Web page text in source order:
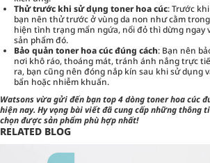
Thử trước khi sử dụng toner hoa cúc: Trước
bạn nên thử trước ở vùng da non như cằm
hiện tình trạng mẩn ngứa, nổi đỏ thì dừng ngay
sản phẩm đó.
Bảo quản toner hoa cúc đúng cách: Bạn nên
nơi khô ráo, thoáng mát, tránh ánh nắng trực
ra, bạn cũng nên đóng nắp kín sau khi sử dụng
bẩn hoặc nhiễm khuẩn.
Watsons vừa gửi đến bạn top 4 dòng toner hoa cúc
hiện nay. Hy vọng bài viết đã cung cấp những thông
chọn được sản phẩm phù hợp nhất!
RELATED BLOG